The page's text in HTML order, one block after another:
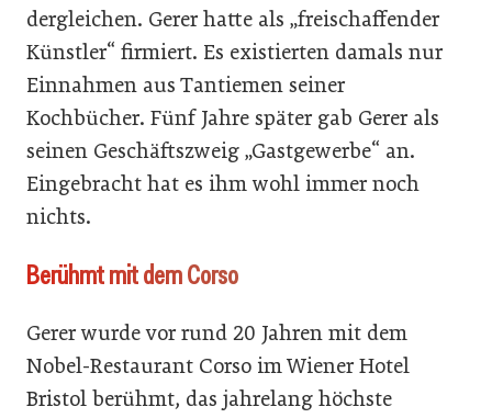
dergleichen. Gerer hatte als „freischaffender
Künstler“ firmiert. Es existierten damals nur
Einnahmen aus Tantiemen seiner
Kochbücher. Fünf Jahre später gab Gerer als
seinen Geschäftszweig „Gastgewerbe“ an.
Eingebracht hat es ihm wohl immer noch
nichts.
Berühmt mit dem Corso
Gerer wurde vor rund 20 Jahren mit dem
Nobel-Restaurant Corso im Wiener Hotel
Bristol berühmt, das jahrelang höchste